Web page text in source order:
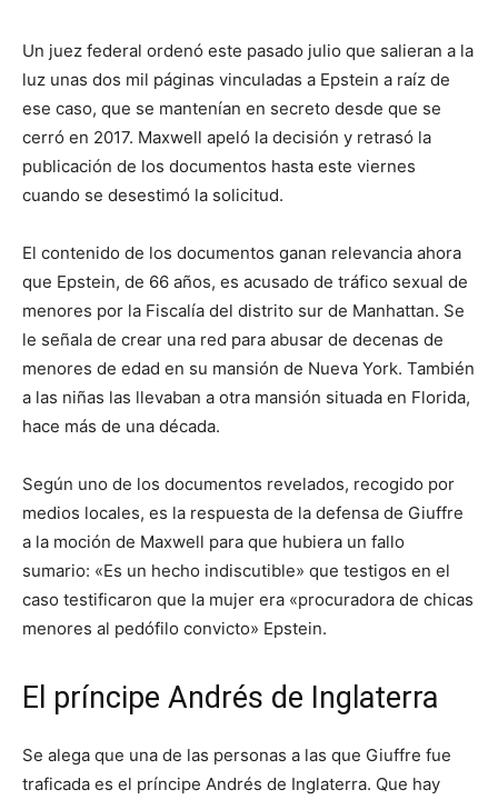
Un juez federal ordenó este pasado julio que salieran a la
luz unas dos mil páginas vinculadas a Epstein a raíz de
ese caso, que se mantenían en secreto desde que se
cerró en 2017. Maxwell apeló la decisión y retrasó la
publicación de los documentos hasta este viernes
cuando se desestimó la solicitud.
El contenido de los documentos ganan relevancia ahora
que Epstein, de 66 años, es acusado de tráfico sexual de
menores por la Fiscalía del distrito sur de Manhattan. Se
le señala de crear una red para abusar de decenas de
menores de edad en su mansión de Nueva York. También
a las niñas las llevaban a otra mansión situada en Florida,
hace más de una década.
Según uno de los documentos revelados, recogido por
medios locales, es la respuesta de la defensa de Giuffre
a la moción de Maxwell para que hubiera un fallo
sumario: «Es un hecho indiscutible» que testigos en el
caso testificaron que la mujer era «procuradora de chicas
menores al pedófilo convicto» Epstein.
El príncipe Andrés de Inglaterra
Se alega que una de las personas a las que Giuffre fue
traficada es el príncipe Andrés de Inglaterra. Que hay